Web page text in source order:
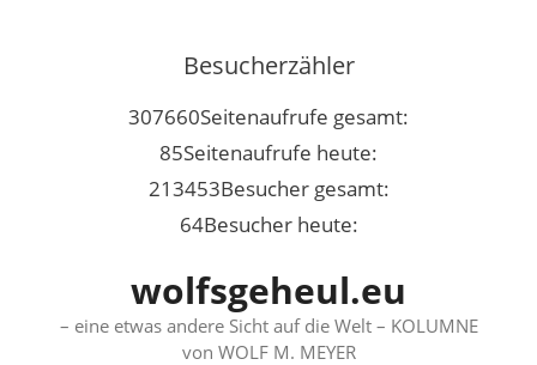
Besucherzähler
307660Seitenaufrufe gesamt:
85Seitenaufrufe heute:
213453Besucher gesamt:
64Besucher heute:
wolfsgeheul.eu
– eine etwas andere Sicht auf die Welt – KOLUMNE
von WOLF M. MEYER